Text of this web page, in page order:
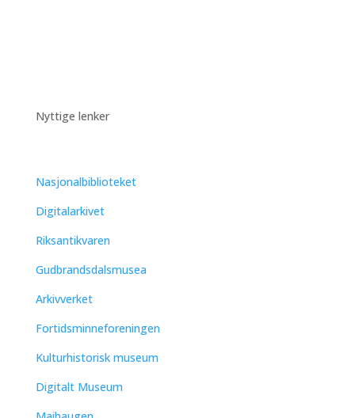
Nyttige lenker
Nasjonalbiblioteket
Digitalarkivet
Riksantikvaren
Gudbrandsdalsmusea
Arkivverket
Fortidsminneforeningen
Kulturhistorisk museum
Digitalt Museum